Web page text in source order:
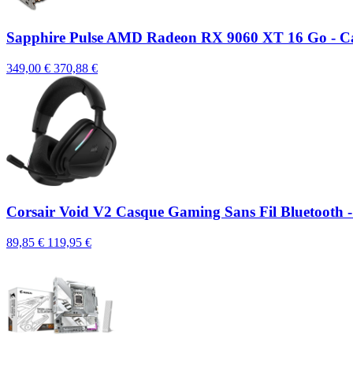
Sapphire Pulse AMD Radeon RX 9060 XT 16 Go -
349,00 € 370,88 €
Corsair Void V2 Casque Gaming Sans Fil
89,85 € 119,95 €